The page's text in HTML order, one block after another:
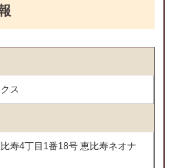
ス
寿4丁目1番18号 恵比寿ネオナ